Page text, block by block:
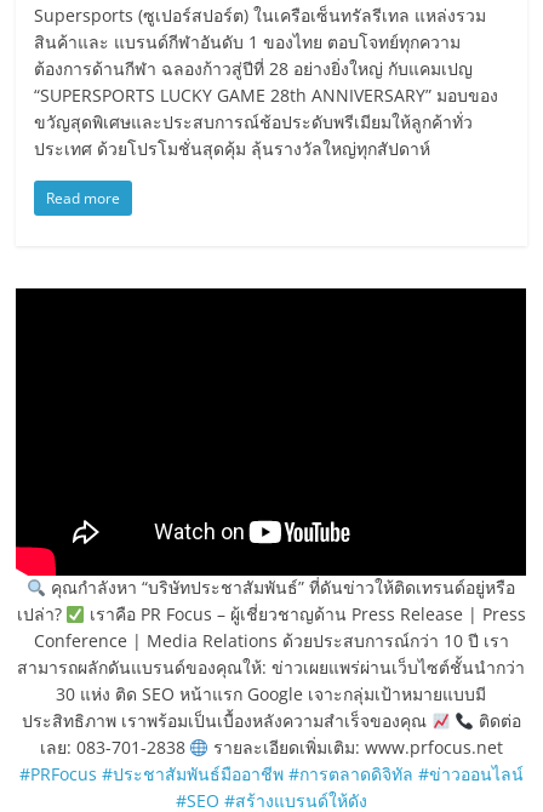
Supersports (ซูเปอร์สปอร์ต) ในเครือเซ็นทรัลรีเทล แหล่งรวม
สินค้าและ แบรนด์กีฬาอันดับ 1 ของไทย ตอบโจทย์ทุกความ
ต้องการด้านกีฬา ฉลองก้าวสู่ปีที่ 28 อย่างยิ่งใหญ่ กับแคมเปญ
“SUPERSPORTS LUCKY GAME 28th ANNIVERSARY” มอบของ
ขวัญสุดพิเศษและประสบการณ์ช้อประดับพรีเมียมให้ลูกค้าทั่ว
ประเทศ ด้วยโปรโมชั่นสุดคุ้ม ลุ้นรางวัลใหญ่ทุกสัปดาห์
Read more
คุณกำลังหา “บริษัทประชาสัมพันธ์” ที่ดันข่าวให้ติดเทรนด์อยู่หรือ
เปล่า?
เราคือ PR Focus – ผู้เชี่ยวชาญด้าน Press Release | Press
Conference | Media Relations ด้วยประสบการณ์กว่า 10 ปี เรา
สามารถผลักดันแบรนด์ของคุณให้: ข่าวเผยแพร่ผ่านเว็บไซต์ชั้นนำกว่า
30 แห่ง ติด SEO หน้าแรก Google เจาะกลุ่มเป้าหมายแบบมี
ประสิทธิภาพ เราพร้อมเป็นเบื้องหลังความสำเร็จของคุณ
ติดต่อ
เลย: 083-701-2838
รายละเอียดเพิ่มเติม: www.prfocus.net
#PRFocus #ประชาสัมพันธ์มืออาชีพ #การตลาดดิจิทัล #ข่าวออนไลน์
#SEO #สร้างแบรนด์ให้ดัง